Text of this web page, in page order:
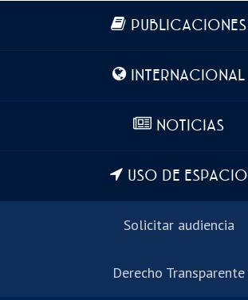
Más información
PUBLICACIONES
INTERNACIONAL
NOTICIAS
USO DE ESPACIO
Solicitar audiencia
Derecho Transparente